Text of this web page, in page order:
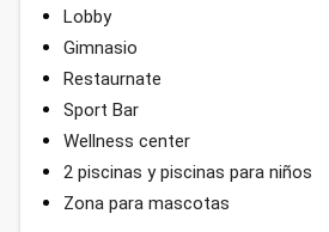
Lobby
Gimnasio
Restaurnate
Sport Bar
Wellness center
2 piscinas y piscinas para niños
Zona para mascotas